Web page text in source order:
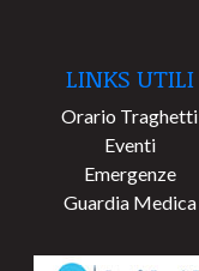
LINKS UTILI
Orario Traghetti
Eventi
Emergenze
Guardia Medica